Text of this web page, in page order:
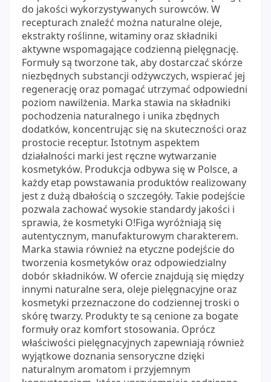
do jakości wykorzystywanych surowców. W
recepturach znaleźć można naturalne oleje,
ekstrakty roślinne, witaminy oraz składniki
aktywne wspomagające codzienną pielęgnację.
Formuły są tworzone tak, aby dostarczać skórze
niezbędnych substancji odżywczych, wspierać jej
regenerację oraz pomagać utrzymać odpowiedni
poziom nawilżenia. Marka stawia na składniki
pochodzenia naturalnego i unika zbędnych
dodatków, koncentrując się na skuteczności oraz
prostocie receptur. Istotnym aspektem
działalności marki jest ręczne wytwarzanie
kosmetyków. Produkcja odbywa się w Polsce, a
każdy etap powstawania produktów realizowany
jest z dużą dbałością o szczegóły. Takie podejście
pozwala zachować wysokie standardy jakości i
sprawia, że kosmetyki O!Figa wyróżniają się
autentycznym, manufakturowym charakterem.
Marka stawia również na etyczne podejście do
tworzenia kosmetyków oraz odpowiedzialny
dobór składników. W ofercie znajdują się między
innymi naturalne sera, oleje pielęgnacyjne oraz
kosmetyki przeznaczone do codziennej troski o
skórę twarzy. Produkty te są cenione za bogate
formuły oraz komfort stosowania. Oprócz
właściwości pielęgnacyjnych zapewniają również
wyjątkowe doznania sensoryczne dzięki
naturalnym aromatom i przyjemnym